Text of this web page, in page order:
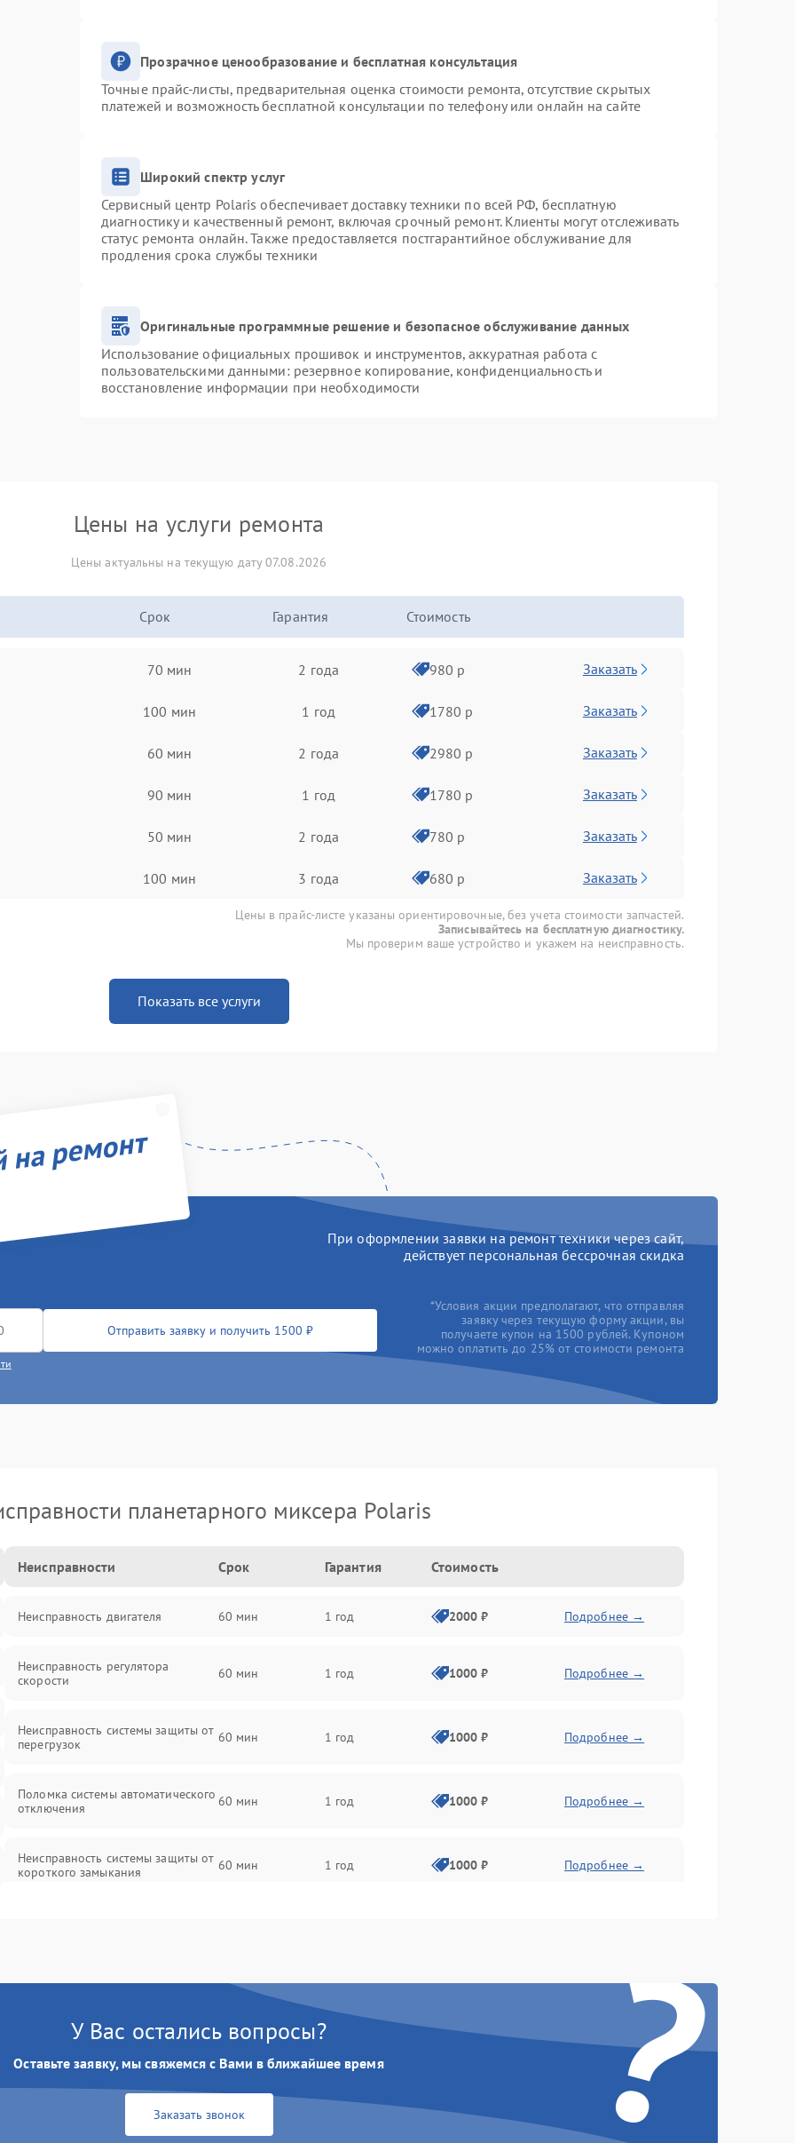
Прозрачное ценообразование и бесплатная консультация
Точные прайс-листы, предварительная оценка стоимости ремонта, отсутствие скрытых
платежей и возможность бесплатной консультации по телефону или онлайн на сайте
Широкий спектр услуг
Сервисный центр Polaris обеспечивает доставку техники по всей РФ, бесплатную
диагностику и качественный ремонт, включая срочный ремонт. Клиенты могут отслеживать
статус ремонта онлайн. Также предоставляется постгарантийное обслуживание для
продления срока службы техники
Оригинальные программные решение и безопасное обслуживание данных
Использование официальных прошивок и инструментов, аккуратная работа с
пользовательскими данными: резервное копирование, конфиденциальность и
восстановление информации при необходимости
Цены на услуги ремонта
Цены актуальны на текущую дату 07.08.2026
Срок Гарантия Стоимость
70 мин 2 года 980 р Заказать
100 мин 1 год 1780 р Заказать
60 мин 2 года 2980 р Заказать
90 мин 1 год 1780 р Заказать
50 мин 2 года 780 р Заказать
100 мин 3 года 680 р Заказать
Цены в прайс-листе указаны ориентировочные, без учета стоимости запчастей.
Записывайтесь на бесплатную диагностику.
Мы проверим ваше устройство и укажем на неисправность.
Показать все услуги
ремонт
При оформлении заявки на ремонт техники через сайт,
действует персональная бессрочная скидка
Отправить заявку и получить 1500 ₽
*Условия акции предполагают, что отправляя
заявку через текущую форму акции, вы
получаете купон на 1500 рублей. Купоном
можно оплатить до 25% от стоимости ремонта
планетарного миксера Polaris
Неисправности Срок Гарантия Стоимость
Неисправность двигателя 60 мин 1 год 2000 ₽ Подробнее →
Неисправность регулятора
скорости
60 мин 1 год 1000 ₽ Подробнее →
Неисправность системы защиты от
перегрузок
60 мин 1 год 1000 ₽ Подробнее →
Поломка системы автоматического
отключения
60 мин 1 год 1000 ₽ Подробнее →
Неисправность системы защиты от
короткого замыкания
60 мин 1 год 1000 ₽ Подробнее →
Неисправность системы защиты от
60 мин Подробнее →
замыкания
60 мин Подробнее →
Повреждение системы защиты от
60 мин 1000 ₽ Подробнее →
?
У Вас остались вопросы?
Оставьте заявку, мы свяжемся с Вами в ближайшее время
Заказать звонок